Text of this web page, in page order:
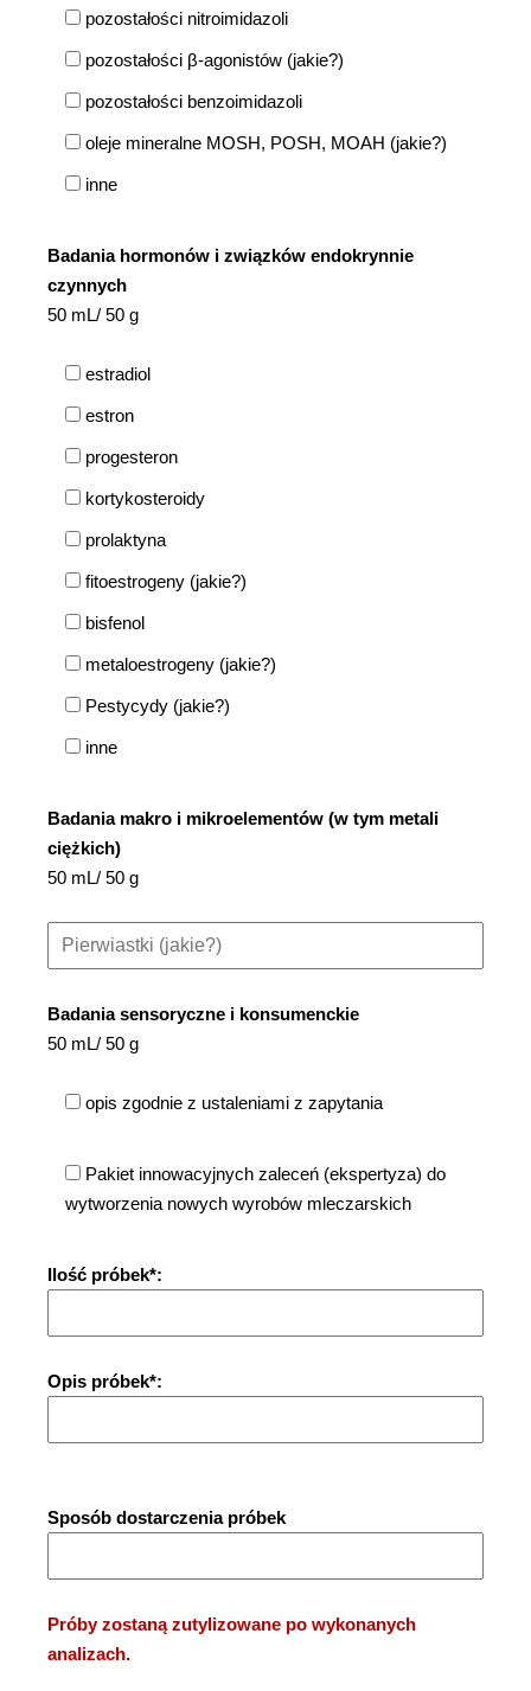
pozostałości nitroimidazoli
pozostałości β-agonistów (jakie?)
pozostałości benzoimidazoli
oleje mineralne MOSH, POSH, MOAH (jakie?)
inne
Badania hormonów i związków endokrynnie
czynnych
50 mL/ 50 g
estradiol
estron
progesteron
kortykosteroidy
prolaktyna
fitoestrogeny (jakie?)
bisfenol
metaloestrogeny (jakie?)
Pestycydy (jakie?)
inne
Badania makro i mikroelementów (w tym metali
ciężkich)
50 mL/ 50 g
Badania sensoryczne i konsumenckie
50 mL/ 50 g
opis zgodnie z ustaleniami z zapytania
Pakiet innowacyjnych zaleceń (ekspertyza) do
wytworzenia nowych wyrobów mleczarskich
Ilość próbek*:
Opis próbek*:
Sposób dostarczenia próbek
Próby zostaną zutylizowane po wykonanych
analizach.